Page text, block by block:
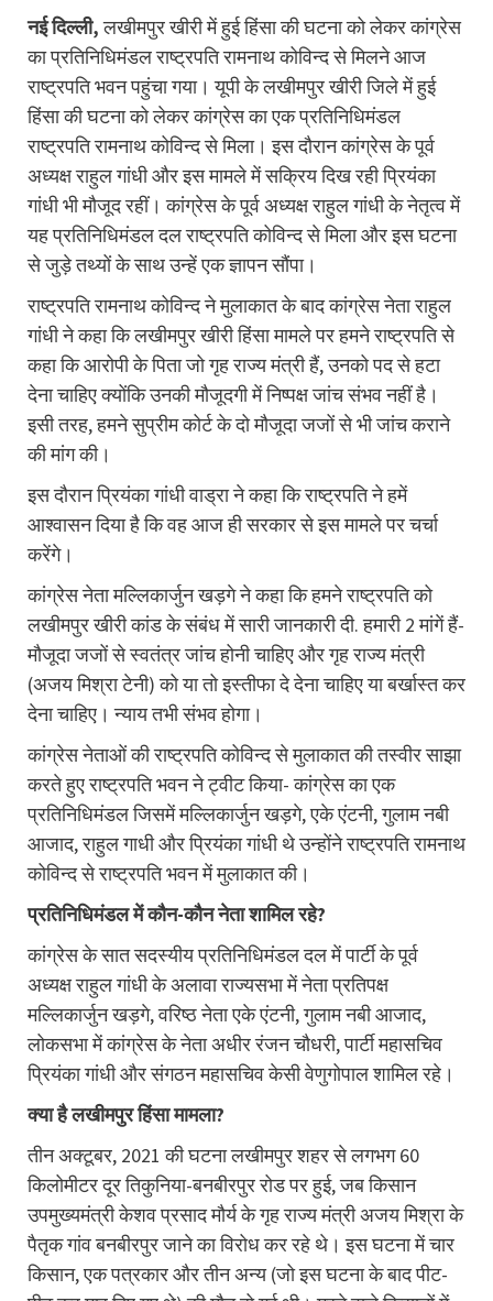
नई दिल्ली,लखीमपुर खीरी में हुई हिंसा की घटना को लेकर कांग्रेस
का प्रतिनिधिमंडल राष्ट्रपति रामनाथ कोविन्द से मिलने आज
राष्ट्रपति भवन पहुंचा गया। यूपी के लखीमपुर खीरी जिले में हुई
हिंसा की घटना को लेकर कांग्रेस का एक प्रतिनिधिमंडल
राष्ट्रपति रामनाथ कोविन्द से मिला। इस दौरान कांग्रेस के पूर्व
अध्यक्ष राहुल गांधी और इस मामले में सक्रिय दिख रही प्रियंका
गांधी भी मौजूद रहीं। कांग्रेस के पूर्व अध्यक्ष राहुल गांधी के नेतृत्व में
यह प्रतिनिधिमंडल दल राष्ट्रपति कोविन्द से मिला और इस घटना
से जुड़े तथ्यों के साथ उन्हें एक ज्ञापन सौंपा।
राष्ट्रपति रामनाथ कोविन्द ने मुलाकात के बाद कांग्रेस नेता राहुल
गांधी ने कहा कि लखीमपुर खीरी हिंसा मामले पर हमने राष्ट्रपति से
कहा कि आरोपी के पिता जो गृह राज्य मंत्री हैं, उनको पद से हटा
देना चाहिए क्योंकि उनकी मौजूदगी में निष्पक्ष जांच संभव नहीं है।
इसी तरह, हमने सुप्रीम कोर्ट के दो मौजूदा जजों से भी जांच कराने
की मांग की।
इस दौरान प्रियंका गांधी वाड्रा ने कहा कि राष्ट्रपति ने हमें
आश्वासन दिया है कि वह आज ही सरकार से इस मामले पर चर्चा
करेंगे।
कांग्रेस नेता मल्लिकार्जुन खड़गे ने कहा कि हमने राष्ट्रपति को
लखीमपुर खीरी कांड के संबंध में सारी जानकारी दी. हमारी 2 मांगें हैं-
मौजूदा जजों से स्वतंत्र जांच होनी चाहिए और गृह राज्य मंत्री
(अजय मिश्रा टेनी) को या तो इस्तीफा दे देना चाहिए या बर्खास्त कर
देना चाहिए। न्याय तभी संभव होगा।
कांग्रेस नेताओं की राष्ट्रपति कोविन्द से मुलाकात की तस्वीर साझा
करते हुए राष्ट्रपति भवन ने ट्वीट किया- कांग्रेस का एक
प्रतिनिधिमंडल जिसमें मल्लिकार्जुन खड़गे, एके एंटनी, गुलाम नबी
आजाद, राहुल गाधी और प्रियंका गांधी थे उन्होंने राष्ट्रपति रामनाथ
कोविन्द से राष्ट्रपति भवन में मुलाकात की।
प्रतिनिधिमंडल में कौन-कौन नेता शामिल रहे?
कांग्रेस के सात सदस्यीय प्रतिनिधिमंडल दल में पार्टी के पूर्व
अध्यक्ष राहुल गांधी के अलावा राज्यसभा में नेता प्रतिपक्ष
मल्लिकार्जुन खड़गे, वरिष्ठ नेता एके एंटनी, गुलाम नबी आजाद,
लोकसभा में कांग्रेस के नेता अधीर रंजन चौधरी, पार्टी महासचिव
प्रियंका गांधी और संगठन महासचिव केसी वेणुगोपाल शामिल रहे।
क्या है लखीमपुर हिंसा मामला?
तीन अक्टूबर, 2021 की घटना लखीमपुर शहर से लगभग 60
किलोमीटर दूर तिकुनिया-बनबीरपुर रोड पर हुई, जब किसान
उपमुख्यमंत्री केशव प्रसाद मौर्य के गृह राज्य मंत्री अजय मिश्रा के
पैतृक गांव बनबीरपुर जाने का विरोध कर रहे थे। इस घटना में चार
किसान, एक पत्रकार और तीन अन्य (जो इस घटना के बाद पीट-